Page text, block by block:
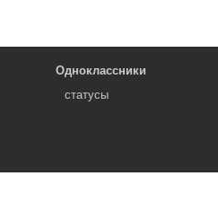
Одноклассники
статусы